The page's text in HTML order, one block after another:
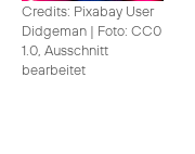
Credits: Pixabay User
Didgeman | Foto: CC0
1.0, Ausschnitt
bearbeitet